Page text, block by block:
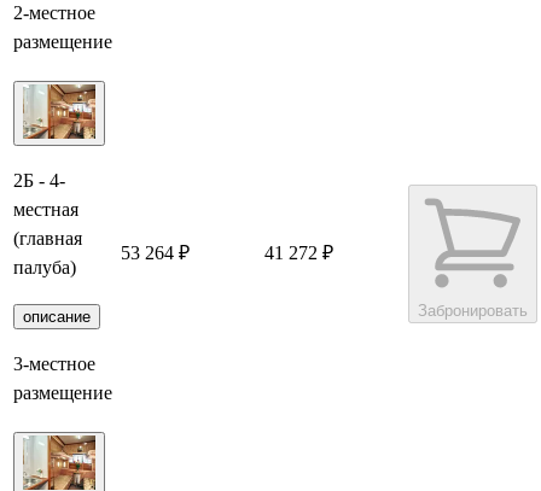
2-местное
размещение
2Б - 4-
местная
(главная
палуба)
описание
3-местное
размещение
53 264 ₽ 41 272 ₽
Забронировать